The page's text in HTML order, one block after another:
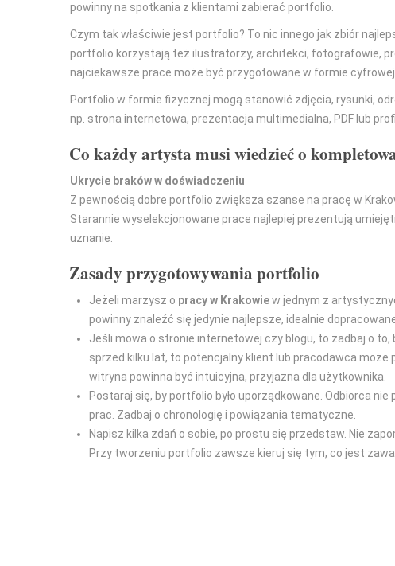
powinny na spotkania z klientami zabierać portfolio.
Czym tak właściwie jest portfolio? To nic innego jak zbiór
portfolio korzystają też ilustratorzy, architekci, fotografowie,
najciekawsze prace może być przygotowane w formie
Portfolio w formie fizycznej mogą stanowić zdjęcia, rysunki,
np. strona internetowa, prezentacja multimedialna, PDF lub
Co każdy artysta musi wiedzieć o
Ukrycie braków w doświadczeniu
Z pewnością dobre portfolio zwiększa szanse na pracę w
Starannie wyselekcjonowane prace najlepiej prezentują
uznanie.
Zasady przygotowywania portfolio
Jeżeli marzysz o pracy w Krakowiew jednym z
powinny znaleźć się jedynie najlepsze, idealnie
Jeśli mowa o stronie internetowej czy blogu, to zadbaj o
sprzed kilku lat, to potencjalny klient lub pracodawca może
witryna powinna być intuicyjna, przyjazna dla użytkownika.
Postaraj się, by portfolio było uporządkowane. Odbiorca
prac. Zadbaj o chronologię i powiązania tematyczne.
Napisz kilka zdań o sobie, po prostu się przedstaw. Nie
Przy tworzeniu portfolio zawsze kieruj się tym, co jest